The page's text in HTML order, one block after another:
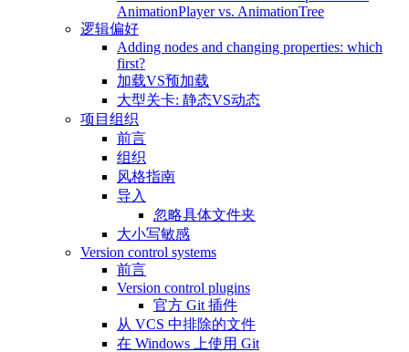
AnimationPlayer vs. AnimationTree
逻辑偏好
Adding nodes and changing properties: which
first?
加载VS预加载
大型关卡: 静态VS动态
项目组织
前言
组织
风格指南
导入
忽略具体文件夹
大小写敏感
Version control systems
前言
Version control plugins
官方 Git 插件
从 VCS 中排除的文件
在 Windows 上使用 Git